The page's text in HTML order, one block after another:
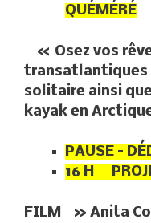
QUÉMÉRÉ
« Osez vos
transatlantiques
solitaire ainsi
kayak en
PAUSE –
16 H
FILM » Anita